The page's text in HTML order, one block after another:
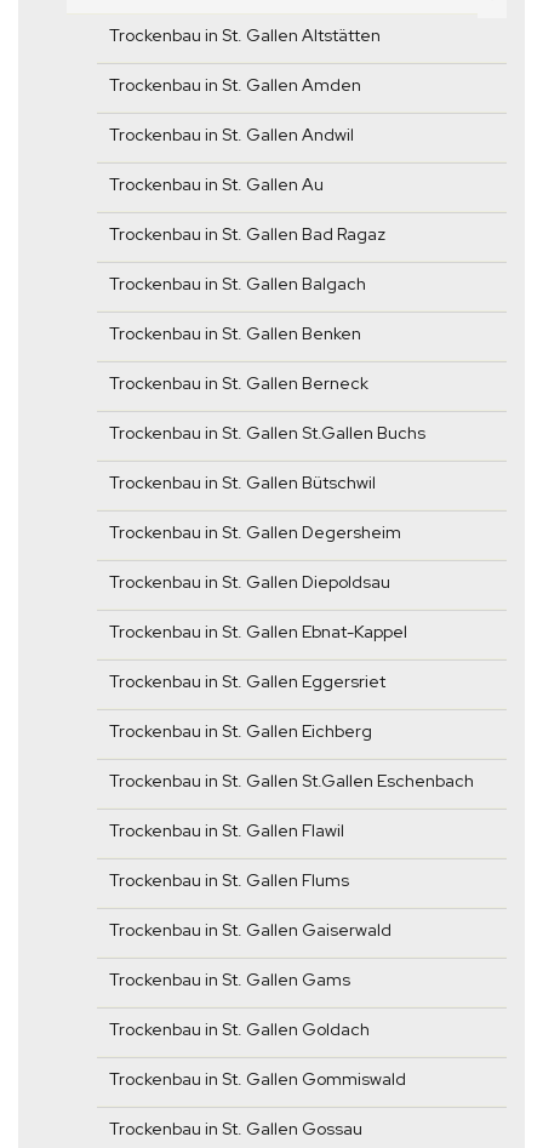
Trockenbau in St. Gallen Altstätten
Trockenbau in St. Gallen Amden
Trockenbau in St. Gallen Andwil
Trockenbau in St. Gallen Au
Trockenbau in St. Gallen Bad Ragaz
Trockenbau in St. Gallen Balgach
Trockenbau in St. Gallen Benken
Trockenbau in St. Gallen Berneck
Trockenbau in St. Gallen St.Gallen Buchs
Trockenbau in St. Gallen Bütschwil
Trockenbau in St. Gallen Degersheim
Trockenbau in St. Gallen Diepoldsau
Trockenbau in St. Gallen Ebnat-Kappel
Trockenbau in St. Gallen Eggersriet
Trockenbau in St. Gallen Eichberg
Trockenbau in St. Gallen St.Gallen Eschenbach
Trockenbau in St. Gallen Flawil
Trockenbau in St. Gallen Flums
Trockenbau in St. Gallen Gaiserwald
Trockenbau in St. Gallen Gams
Trockenbau in St. Gallen Goldach
Trockenbau in St. Gallen Gommiswald
Trockenbau in St. Gallen Gossau